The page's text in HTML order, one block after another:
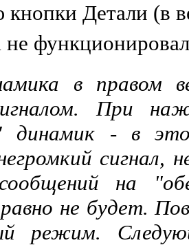
Детали (в
не
в правом
При
динамик - в
сигнал,
на
равно не будет.
режим.